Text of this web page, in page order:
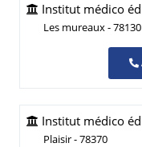
Institut médico
Les mureaux - 78130
Institut médico
Plaisir - 78370